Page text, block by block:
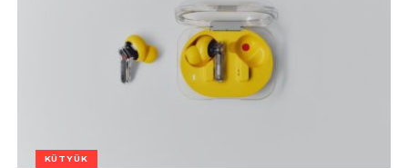
KÜTYÜK